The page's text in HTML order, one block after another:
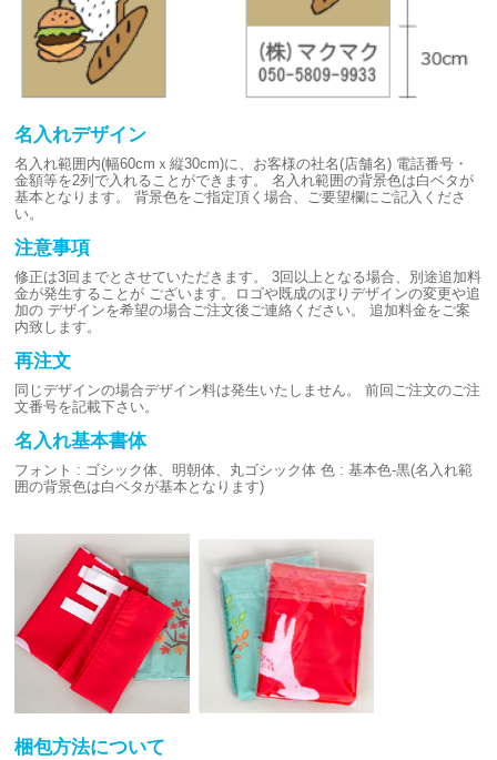
名入れデザイン
名入れ範囲内(幅60cmｘ縦30cm)に、お客様の社名(店舗名) 電話番号・
金額等を2列で入れることができます。
名入れ範囲の背景色は白ベタが
基本となります。
背景色をご指定頂く場合、ご要望欄にご記入くださ
い。
注意事項
修正は3回までとさせていただきます。
3回以上となる場合、別途追加料
金が発生することが ございます。ロゴや既成のぼりデザインの変更や追
加の デザインを希望の場合ご注文後ご連絡ください。
追加料金をご案
内致します。
再注文
同じデザインの場合デザイン料は発生いたしません。
前回ご注文のご注
文番号を記載下さい。
名入れ基本書体
フォント : ゴシック体、明朝体、丸ゴシック体 色 : 基本色-黒(名入れ範
囲の背景色は白ベタが基本となります)
梱包方法について